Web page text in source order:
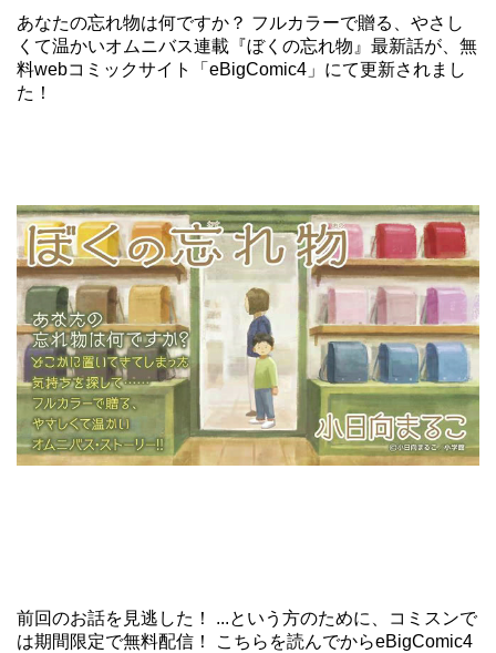
あなたの忘れ物は何ですか？ フルカラーで贈る、やさし
くて温かいオムニバス連載『ぼくの忘れ物』最新話が、 無
料webコミックサイト「eBigComic4」 にて更新されまし
た！
前回のお話を見逃した！ ...という方のために、コミスンで
は期間限定で無料配信！ こちらを読んでからeBigComic4